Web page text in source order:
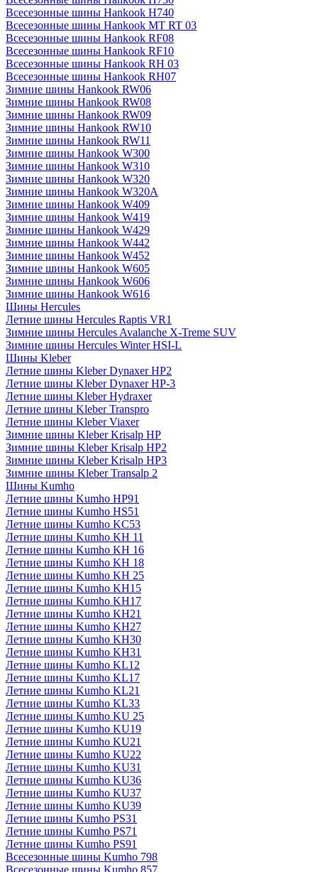
Всесезонные шины Hankook H740
Всесезонные шины Hankook MT RT 03
Всесезонные шины Hankook RF08
Всесезонные шины Hankook RF10
Всесезонные шины Hankook RH 03
Всесезонные шины Hankook RH07
Зимние шины Hankook RW06
Зимние шины Hankook RW08
Зимние шины Hankook RW09
Зимние шины Hankook RW10
Зимние шины Hankook RW11
Зимние шины Hankook W300
Зимние шины Hankook W310
Зимние шины Hankook W320
Зимние шины Hankook W320A
Зимние шины Hankook W409
Зимние шины Hankook W419
Зимние шины Hankook W429
Зимние шины Hankook W442
Зимние шины Hankook W452
Зимние шины Hankook W605
Зимние шины Hankook W606
Зимние шины Hankook W616
Шины Hercules
Летние шины Hercules Raptis VR1
Зимние шины Hercules Avalanche X-Treme SUV
Зимние шины Hercules Winter HSI-L
Шины Kleber
Летние шины Kleber Dynaxer HP2
Летние шины Kleber Dynaxer HP-3
Летние шины Kleber Hydraxer
Летние шины Kleber Transpro
Летние шины Kleber Viaxer
Зимние шины Kleber Krisalp HP
Зимние шины Kleber Krisalp HP2
Зимние шины Kleber Krisalp HP3
Зимние шины Kleber Transalp 2
Шины Kumho
Летние шины Kumho HP91
Летние шины Kumho HS51
Летние шины Kumho KC53
Летние шины Kumho KH 11
Летние шины Kumho KH 16
Летние шины Kumho KH 18
Летние шины Kumho KH 25
Летние шины Kumho KH15
Летние шины Kumho KH17
Летние шины Kumho KH21
Летние шины Kumho KH27
Летние шины Kumho KH30
Летние шины Kumho KH31
Летние шины Kumho KL12
Летние шины Kumho KL17
Летние шины Kumho KL21
Летние шины Kumho KL33
Летние шины Kumho KU 25
Летние шины Kumho KU19
Летние шины Kumho KU21
Летние шины Kumho KU22
Летние шины Kumho KU31
Летние шины Kumho KU36
Летние шины Kumho KU37
Летние шины Kumho KU39
Летние шины Kumho PS31
Летние шины Kumho PS71
Летние шины Kumho PS91
Всесезонные шины Kumho 798
Всесезонные шины Kumho 857